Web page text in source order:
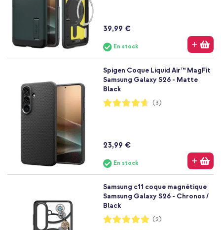
39,99 €
En stock
Spigen Coque Liquid Air™ MagFit
Samsung Galaxy S26 - Matte
Black
Notation:
93%
(3)
23,99 €
En stock
Samsung c11 coque magnétique
Samsung Galaxy S26 - Chronos /
Black
Notation:
100%
(2)